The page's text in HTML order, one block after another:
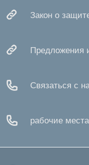
Закон о
Предложения
Связаться с
рабочие места